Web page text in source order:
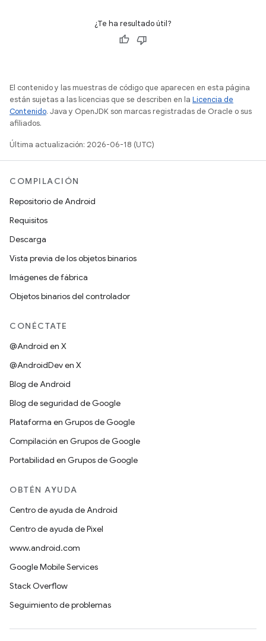
¿Te ha resultado útil?
El contenido y las muestras de código que aparecen en esta página
están sujetas a las licencias que se describen en la Licencia de
Contenido. Java y OpenJDK son marcas registradas de Oracle o sus
afiliados.
Última actualización: 2026-06-18 (UTC)
COMPILACIÓN
Repositorio de Android
Requisitos
Descarga
Vista previa de los objetos binarios
Imágenes de fábrica
Objetos binarios del controlador
CONÉCTATE
@Android en X
@AndroidDev en X
Blog de Android
Blog de seguridad de Google
Plataforma en Grupos de Google
Compilación en Grupos de Google
Portabilidad en Grupos de Google
OBTÉN AYUDA
Centro de ayuda de Android
Centro de ayuda de Pixel
www.android.com
Google Mobile Services
Stack Overflow
Seguimiento de problemas